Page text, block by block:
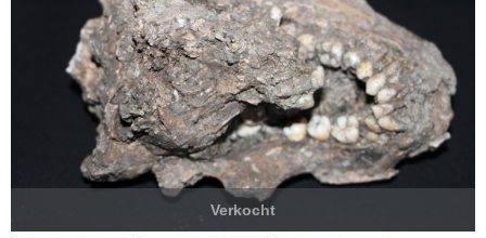
Verkocht